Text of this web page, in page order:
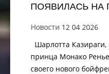
ПОЯВИЛАСЬ НА
Новости 12 04 2026
Шарлотта
принца Монако
своего нового